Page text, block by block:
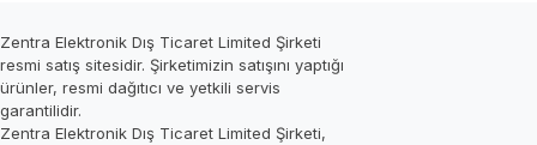
Zentra Elektronik Dış Ticaret Limited Şirketi
resmi satış sitesidir. Şirketimizin satışını yaptığı
ürünler, resmi dağıtıcı ve yetkili servis
garantilidir.
Zentra Elektronik Dış Ticaret Limited Şirketi,